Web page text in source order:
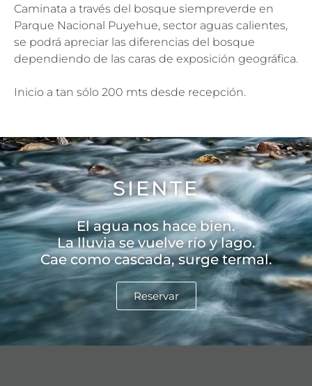
Caminata a través del bosque siempreverde en
Parque Nacional Puyehue, sector aguas calientes,
se podrá apreciar las diferencias del bosque
dependiendo de las caras de exposición geográfica.
Inicio a tan sólo 200 mts desde recepción.
SIENTE
El agua nos hace bien.
La lluvia se vuelve río y lago.
Cae como cascada, surge termal.
Reservar